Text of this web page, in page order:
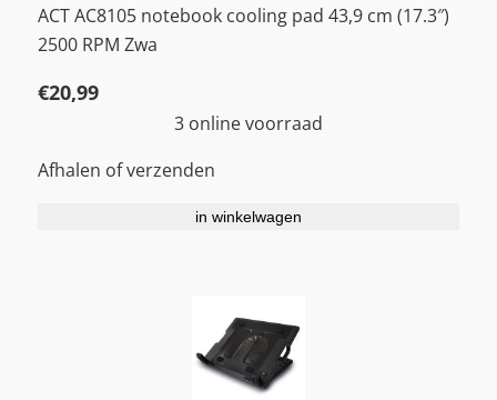
ACT AC8105 notebook cooling pad 43,9 cm (17.3″)
2500 RPM Zwa
€20,99
3 online voorraad
Afhalen of verzenden
in winkelwagen